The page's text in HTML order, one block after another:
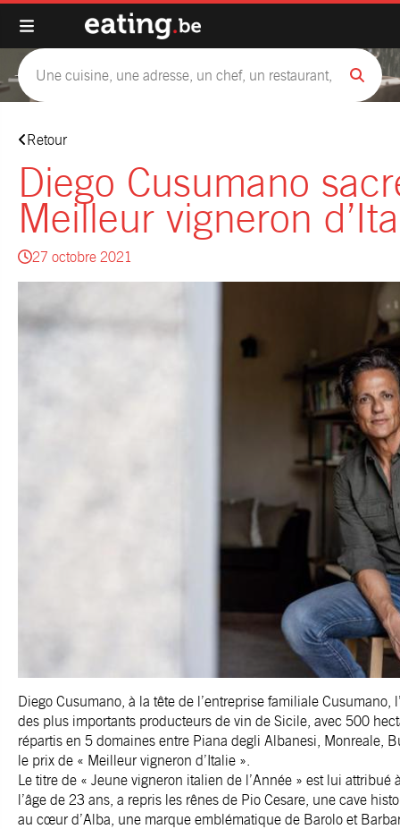
Retour
Diego Cusumano
Meilleur vigneron
27 octobre 2021
Diego Cusumano, à la tête de l’entreprise familiale Cusumano,
des plus importants producteurs de vin de Sicile, avec 500
répartis en 5 domaines entre Piana degli Albanesi, Monreale,
le prix de « Meilleur vigneron d’Italie ».
Le titre de « Jeune vigneron italien de l’Année » est lui attribué
l’âge de 23 ans, a repris les rênes de Pio Cesare, une cave
au cœur d’Alba, une marque emblématique de Barolo et